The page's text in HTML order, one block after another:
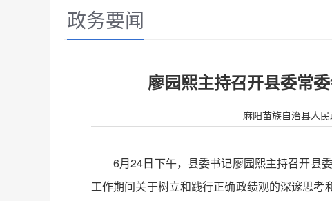
政务要闻
廖园熙主持召开县委常
麻阳苗族自治县人
6月24日下午，县委书记廖园熙主持召开县
工作期间关于树立和践行正确政绩观的深邃思